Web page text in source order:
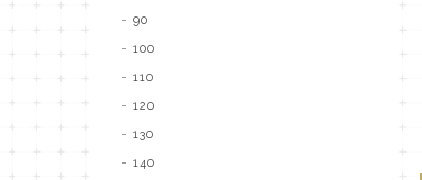
90
100
110
120
130
140